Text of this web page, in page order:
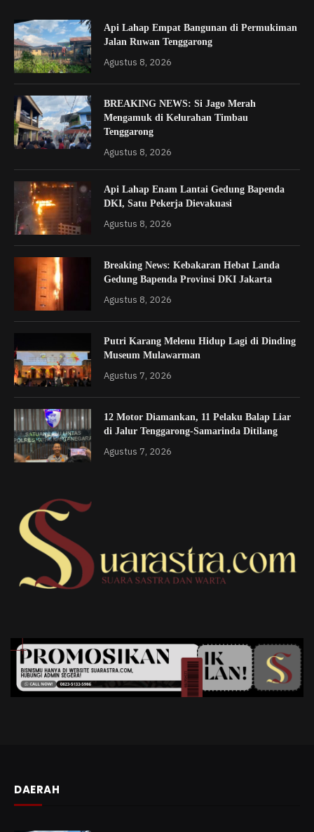
Api Lahap Empat Bangunan di Permukiman
Jalan Ruwan Tenggarong
Agustus 8, 2026
BREAKING NEWS: Si Jago Merah
Mengamuk di Kelurahan Timbau
Tenggarong
Agustus 8, 2026
Api Lahap Enam Lantai Gedung Bapenda
DKI, Satu Pekerja Dievakuasi
Agustus 8, 2026
Breaking News: Kebakaran Hebat Landa
Gedung Bapenda Provinsi DKI Jakarta
Agustus 8, 2026
Putri Karang Melenu Hidup Lagi di Dinding
Museum Mulawarman
Agustus 7, 2026
12 Motor Diamankan, 11 Pelaku Balap Liar
di Jalur Tenggarong-Samarinda Ditilang
Agustus 7, 2026
DAERAH